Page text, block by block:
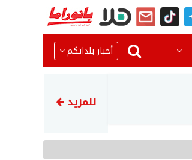
أخبار بلداتكم
إحباط محاولة سرقة مركبة
للمزيد